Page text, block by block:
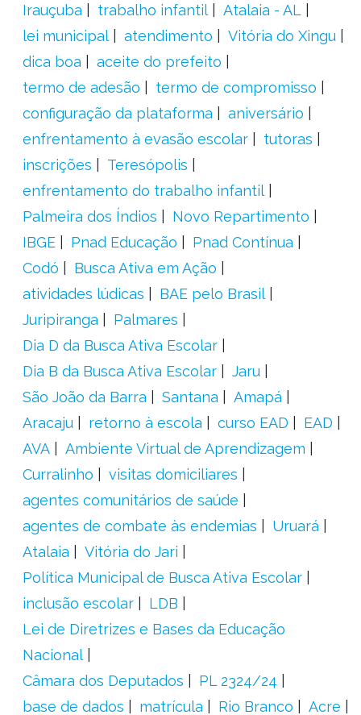
Irauçuba
trabalho infantil
Atalaia - AL
lei municipal
atendimento
Vitória do Xingu
dica boa
aceite do prefeito
termo de adesão
termo de compromisso
configuração da plataforma
aniversário
enfrentamento à evasão escolar
tutoras
inscrições
Teresópolis
enfrentamento do trabalho infantil
Palmeira dos Índios
Novo Repartimento
IBGE
Pnad Educação
Pnad Contínua
Codó
Busca Ativa em Ação
atividades lúdicas
BAE pelo Brasil
Juripiranga
Palmares
Dia D da Busca Ativa Escolar
Dia B da Busca Ativa Escolar
Jaru
São João da Barra
Santana
Amapá
Aracaju
retorno à escola curso EAD
EAD
AVA
Ambiente Virtual de Aprendizagem
Curralinho
visitas domiciliares
agentes comunitários de saúde
agentes de combate às endemias
Uruará
Atalaia
Vitória do Jari
Política Municipal de Busca Ativa Escolar
inclusão escolar
LDB
Lei de Diretrizes e Bases da Educação
Nacional
Câmara dos Deputados
PL 2324/24
base de dados
matrícula Rio Branco Acre